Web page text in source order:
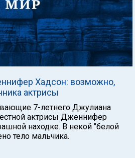
Хадсон: возможно,
актрисы
7-летнего Джулиана
актрисы Дженнифер
находке. В некой "белой
тело мальчика.